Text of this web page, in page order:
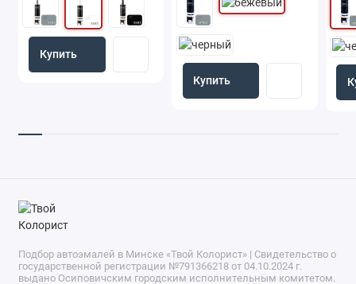
Купить
Купить
Подбор автоэмалей в Минске «Твой Колорист» | Свидетельство о
государственной регистрации №791366218 от 04.10.2024 г.
выдано Осиповичским городским исполнительным комитетом.